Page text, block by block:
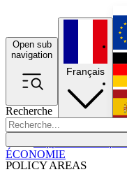
Open sub
navigation
Recherche
POLICY AREAS
Français
ÉCONOMIE